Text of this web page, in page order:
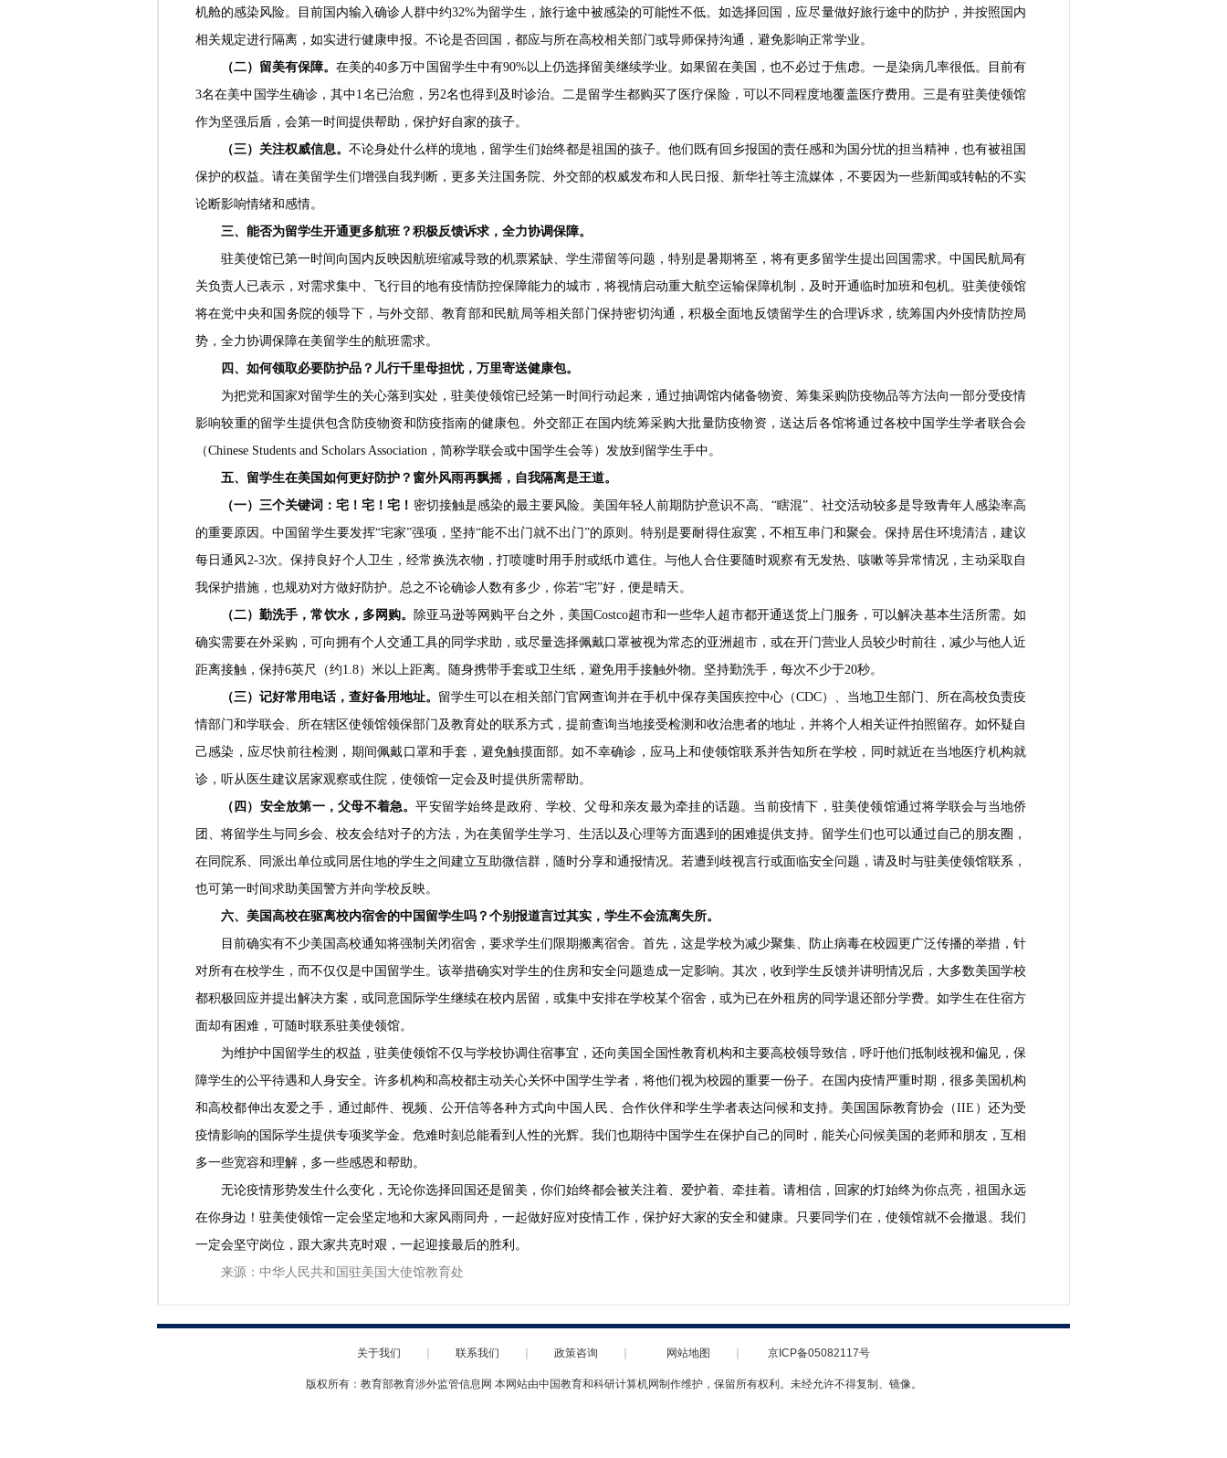
机舱的感染风险。目前国内输入确诊人群中约32%为留学生，旅行途中被感染的可能性不低。如选择回国，应尽量做好旅行途中的防护，并按照国内
相关规定进行隔离，如实进行健康申报。不论是否回国，都应与所在高校相关部门或导师保持沟通，避免影响正常学业。
（二）留美有保障。在美的40多万中国留学生中有90%以上仍选择留美继续学业。如果留在美国，也不必过于焦虑。一是染病几率很低。目前有
3名在美中国学生确诊，其中1名已治愈，另2名也得到及时诊治。二是留学生都购买了医疗保险，可以不同程度地覆盖医疗费用。三是有驻美使领馆
作为坚强后盾，会第一时间提供帮助，保护好自家的孩子。
（三）关注权威信息。 不论身处什么样的境地，留学生们始终都是祖国的孩子。他们既有回乡报国的责任感和为国分忧的担当精神，也有被祖国
保护的权益。请在美留学生们增强自我判断，更多关注国务院、外交部的权威发布和人民日报、新华社等主流媒体，不要因为一些新闻或转帖的不实
论断影响情绪和感情。
三、能否为留学生开通更多航班？积极反馈诉求，全力协调保障。
驻美使馆已第一时间向国内反映因航班缩减导致的机票紧缺、学生滞留等问题，特别是暑期将至，将有更多留学生提出回国需求。中国民航局有
关负责人已表示，对需求集中、飞行目的地有疫情防控保障能力的城市，将视情启动重大航空运输保障机制，及时开通临时加班和包机。驻美使领馆
将在党中央和国务院的领导下，与外交部、教育部和民航局等相关部门保持密切沟通，积极全面地反馈留学生的合理诉求，统筹国内外疫情防控局
势，全力协调保障在美留学生的航班需求。
四、如何领取必要防护品？儿行千里母担忧，万里寄送健康包。
为把党和国家对留学生的关心落到实处，驻美使领馆已经第一时间行动起来，通过抽调馆内储备物资、筹集采购防疫物品等方法向一部分受疫情
影响较重的留学生提供包含防疫物资和防疫指南的健康包。外交部正在国内统筹采购大批量防疫物资，送达后各馆将通过各校中国学生学者联合会
（Chinese Students and Scholars Association，简称学联会或中国学生会等）发放到留学生手中。
五、留学生在美国如何更好防护？窗外风雨再飘摇，自我隔离是王道。
（一）三个关键词 ：宅！宅！宅！ 密切接触是感染的最主要风险。美国年轻人前期防护意识不高、“瞎混”、社交活动较多是导致青年人感染率高
的重要原因。中国留学生要发挥“宅家”强项，坚持“能不出门就不出门”的原则。特别是要耐得住寂寞，不相互串门和聚会。保持居住环境清洁，建议
每日通风2-3次。保持良好个人卫生，经常换洗衣物，打喷嚏时用手肘或纸巾遮住。与他人合住要随时观察有无发热、咳嗽等异常情况，主动采取自
我保护措施，也规劝对方做好防护。总之不论确诊人数有多少，你若“宅”好，便是晴天。
（二）勤洗手，常饮水，多网购。
除亚马逊等网购平台之外，美国Costco超市和一些华人超市都开通送货上门服务，可以解决基本生活所需。如
确实需要在外采购，可向拥有个人交通工具的同学求助，或尽量选择佩戴口罩被视为常态的亚洲超市，或在开门营业人员较少时前往，减少与他人近
距离接触，保持6英尺（约1.8）米以上距离。随身携带手套或卫生纸，避免用手接触外物。坚持勤洗手，每次不少于20秒。
（三）记好常用电话，查好备用地址。 留学生可以在相关部门官网查询并在手机中保存美国疾控中心（CDC）、当地卫生部门、所在高校负责疫
情部门和学联会、所在辖区使领馆领保部门及教育处的联系方式，提前查询当地接受检测和收治患者的地址，并将个人相关证件拍照留存。如怀疑自
己感染，应尽快前往检测，期间佩戴口罩和手套，避免触摸面部。如不幸确诊，应马上和使领馆联系并告知所在学校，同时就近在当地医疗机构就
诊，听从医生建议居家观察或住院，使领馆一定会及时提供所需帮助。
（四）安全放第一，父母不着急。平安留学始终是政府、学校、父母和亲友最为牵挂的话题。当前疫情下，驻美使领馆通过将学联会与当地侨
团、将留学生与同乡会、校友会结对子的方法，为在美留学生学习、生活以及心理等方面遇到的困难提供支持。留学生们也可以通过自己的朋友圈，
在同院系、同派出单位或同居住地的学生之间建立互助微信群，随时分享和通报情况。若遭到歧视言行或面临安全问题，请及时与驻美使领馆联系，
也可第一时间求助美国警方并向学校反映。
六、美国高校在驱离校内宿舍的中国留学生吗？个别报道言过其实，学生不会流离失所。
目前确实有不少美国高校通知将强制关闭宿舍，要求学生们限期搬离宿舍。首先，这是学校为减少聚集、防止病毒在校园更广泛传播的举措，针
对所有在校学生，而不仅仅是中国留学生。该举措确实对学生的住房和安全问题造成一定影响。其次，收到学生反馈并讲明情况后，大多数美国学校
都积极回应并提出解决方案，或同意国际学生继续在校内居留，或集中安排在学校某个宿舍，或为已在外租房的同学退还部分学费。如学生在住宿方
面却有困难，可随时联系驻美使领馆。
为维护中国留学生的权益，驻美使领馆不仅与学校协调住宿事宜，还向美国全国性教育机构和主要高校领导致信，呼吁他们抵制歧视和偏见，保
障学生的公平待遇和人身安全。许多机构和高校都主动关心关怀中国学生学者，将他们视为校园的重要一份子。在国内疫情严重时期，很多美国机构
和高校都伸出友爱之手，通过邮件、视频、公开信等各种方式向中国人民、合作伙伴和学生学者表达问候和支持。美国国际教育协会（IIE）还为受
疫情影响的国际学生提供专项奖学金。危难时刻总能看到人性的光辉。我们也期待中国学生在保护自己的同时，能关心问候美国的老师和朋友，互相
多一些宽容和理解，多一些感恩和帮助。
无论疫情形势发生什么变化，无论你选择回国还是留美，你们始终都会被关注着、爱护着、牵挂着。请相信，回家的灯始终为你点亮，祖国永远
在你身边！驻美使领馆一定会坚定地和大家风雨同舟，一起做好应对疫情工作，保护好大家的安全和健康。只要同学们在，使领馆就不会撤退。我们
一定会坚守岗位，跟大家共克时艰，一起迎接最后的胜利。
来源：中华人民共和国驻美国大使馆教育处
关于我们 联系我们 政策咨询 网站地图 京ICP备05082117号
版权所有：教育部教育涉外监管信息网 本网站由中国教育和科研计算机网制作维护，保留所有权利。未经允许不得复制、镜像。